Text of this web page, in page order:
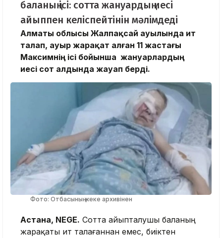
баланың ісі: сотта жануардың иесі
айыппен келіспейтінін мәлімдеді
Алматы облысы Жалпақсай ауылында ит
талап, ауыр жарақат алған 11 жастағы
Максимнің ісі бойынша жануарлардың
иесі сот алдында жауап берді.
Фото: Отбасының жеке архивінен
Астана, NEGE. Сотта айыпталушы баланың
жарақаты ит талағаннан емес, биіктен